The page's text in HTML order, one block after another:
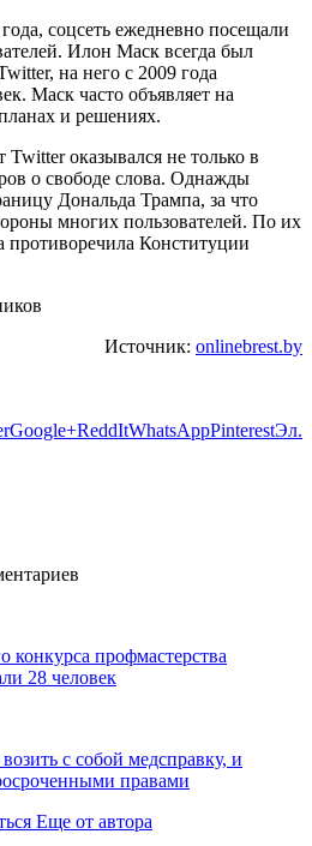
соцсеть ежедневно посещали
Илон Маск всегда был
на него с 2009 года
Маск часто объявляет на
и решениях.
Twitter оказывался не только в
о свободе слова. Однажды
Дональда Трампа, за что
многих пользователей. По их
противоречила Конституции
Источник: onlinebrest.by
Google+ReddItWhatsAppPinterestЭл.
профмастерства
28 человек
с собой медсправку, и
правами
Еще от автора